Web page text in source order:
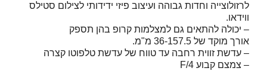
לרזולוצייה וחדות גבוהה ועיצוב פיזי ידידותי לצילום סטילס
ווידאו.
– יכולה להתאים גם למצלמות קרופ בהן תספק
אורך מוקד של 36-157.5 מ"מ.
– עדשת זווית רחבה עד טווח של עדשת טלפוטו קצרה
– צמצם קבוע F/4